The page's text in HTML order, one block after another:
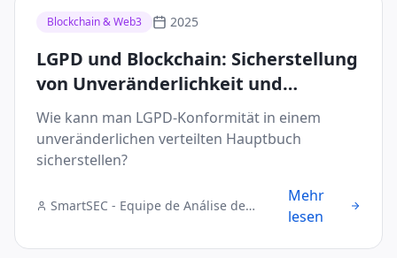
Blockchain & Web3 2025
LGPD und Blockchain: Sicherstellung
von Unveränderlichkeit und
Datenkonformität in B2B-
Transaktionen
Wie kann man LGPD-Konformität in einem
unveränderlichen verteilten Hauptbuch
sicherstellen?
SmartSEC - Equipe de Análise de
Mehr
lesen